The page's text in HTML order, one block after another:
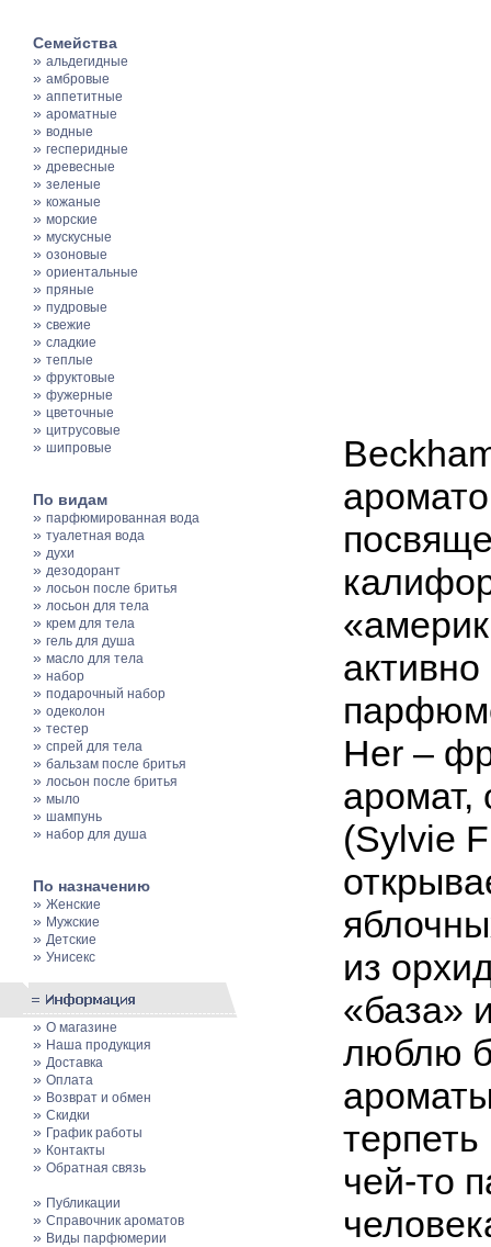
Семейства
» альдегидные
» амбровые
» аппетитные
» ароматные
» водные
» гесперидные
» древесные
» зеленые
» кожаные
» морские
» мускусные
» озоновые
» ориентальные
» пряные
» пудровые
» свежие
» сладкие
» теплые
» фруктовые
» фужерные
» цветочные
» цитрусовые
» шипровые
По видам
» парфюмированная вода
» туалетная вода
» духи
» дезодорант
» лосьон после бритья
» лосьон для тела
» крем для тела
» гель для душа
» масло для тела
» набор
» подарочный набор
» одеколон
» тестер
» спрей для тела
» бальзам после бритья
» лосьон после бритья
» мыло
» шампунь
» набор для душа
По назначению
» Женские
» Мужские
» Детские
» Унисекс
» О магазине
» Наша продукция
» Доставка
» Оплата
» Возврат и обмен
» Скидки
» График работы
» Контакты
» Обратная связь
» Публикации
» Cправочник ароматов
» Виды парфюмерии
Her –
(Sylvie
из
«база»
люблю
терпеть
чей-то